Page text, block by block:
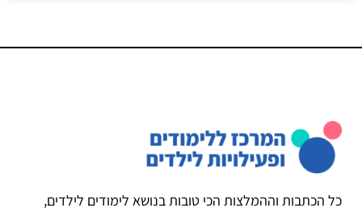
כל הכתבות וההמלצות הכי טובות בנושא לימודים לילדים,